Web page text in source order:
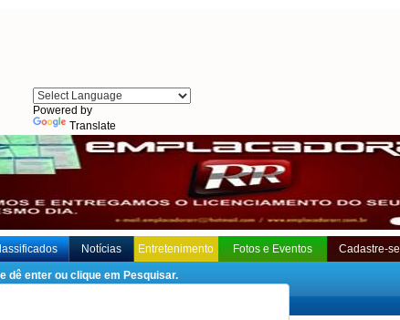
Powered by
Translate
Notícias Entretenimento Fotos e Eventos Cadastre-se
dê enter ou clique em Pesquisar.